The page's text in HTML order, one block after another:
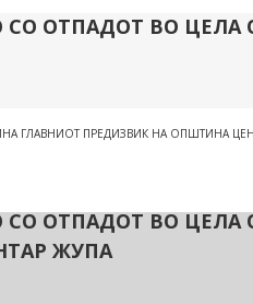
СО ОТПАДОТ ВО
ГЛАВНИОТ ПРЕДИЗВИК НА ОПШТИНА
СО ОТПАДОТ ВО
ЖУПА